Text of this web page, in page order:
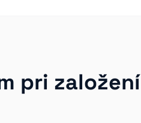
pri založení